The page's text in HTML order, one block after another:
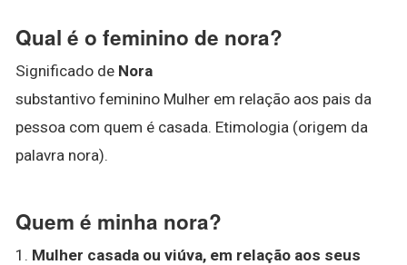
Qual é o feminino de nora?
Significado de Nora
substantivo feminino Mulher em relação aos pais da
pessoa com quem é casada. Etimologia (origem da
palavra nora).
Quem é minha nora?
1. Mulher casada ou viúva, em relação aos seus